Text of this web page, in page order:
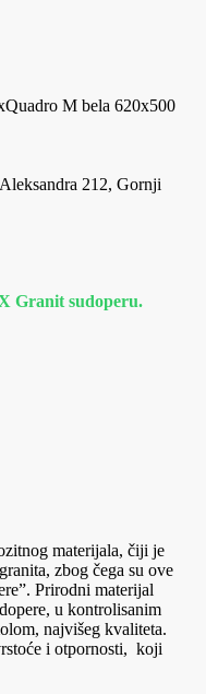
M bela 620x500
212, Gornji
Granit sudoperu.
materijala, čiji je
zbog čega su ove
Prirodni materijal
u kontrolisanim
najvišeg kvaliteta.
i otpornosti, koji